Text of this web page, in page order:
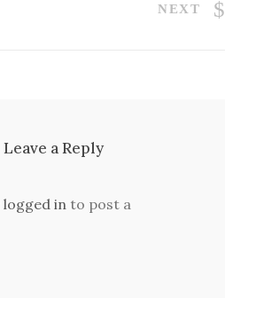
NEXT
Leave a Reply
logged in to post a